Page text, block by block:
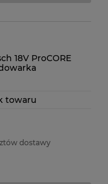
18V ProCORE
towaru
dostawy